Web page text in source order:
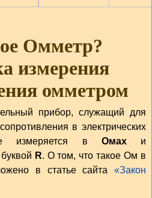
Омметр?
измерения
омметром
прибор, служащий для
в электрических
измеряется в Омахи
R. О том, что такое Ом в
в статье сайта«Закон